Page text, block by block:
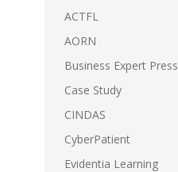
ACTFL
AORN
Business Expert Press
Case Study
CINDAS
CyberPatient
Evidentia Learning